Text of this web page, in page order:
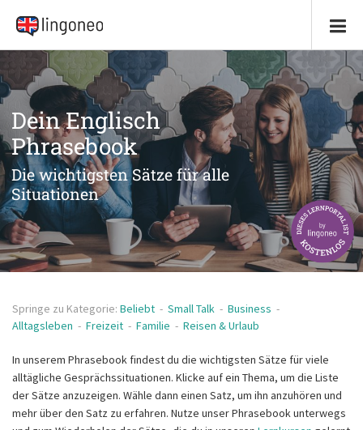
Dein Englisch
Phrasebook
Die wichtigsten Sätze für alle
Situationen
Springe zu Kategorie: Beliebt - Small Talk - Business -
Alltagsleben - Freizeit - Familie - Reisen & Urlaub
In unserem Phrasebook findest du die wichtigsten Sätze für viele
alltägliche Gesprächssituationen. Klicke auf ein Thema, um die Liste
der Sätze anzuzeigen. Wähle dann einen Satz, um ihn anzuhören und
mehr über den Satz zu erfahren. Nutze unser Phrasebook unterwegs